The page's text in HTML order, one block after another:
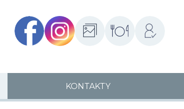
FacebookInstagramFotogalerieŠkolní
jídelny
Přihlášení
KONTAKTY